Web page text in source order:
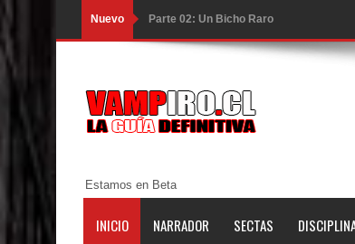
Nuevo Parte 02: Un Bicho Raro
Parte 01: Una Misión de Locos
Parte 03: Forastero en Tierra Muerta
Parte 10: El Secreto
Estamos en Beta
INICIO NARRADOR SECTAS